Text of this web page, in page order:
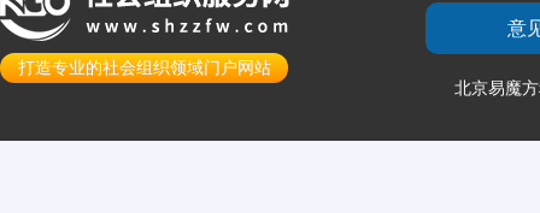
打造专业的社会组织领域门户网站
意
北京易魔